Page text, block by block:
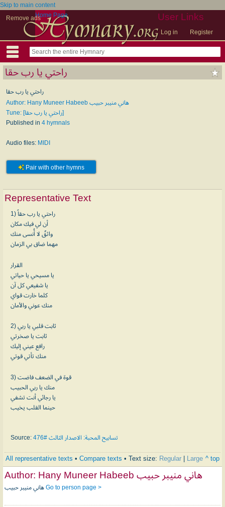
Skip to main content
Remove ads
User Links
Log in Register
Home Page
راحتي يا رب حقا
راحتي يا رب حقا
Author: Hany Muneer Habeeb هاني منيبر حبيب
Tune: [راحتي يا رب حقا]
Published in 4 hymnals
Audio files: MIDI
Pair with other hymns
Representative Text
1) راحتي يا رب حقاً
أن لي فيك مكان
واثقٌ لا أُنسى منك
مهما ضاق بي الزمان
القرار
يا مسيحي يا حياتي
يا شفيعي كل آن
كلما خارت قواي
منك عوني والأمان
2) ثابت قلبي يا ربي
ثابت يا صخرتي
رافع عيني إليك
منك تأتي قوتي
3) قوة في الضعف فاضت
منك يا ربي الحبيب
يا رجائي أنت تشفي
حينما القلب يخيب
Source: تسابيح المحبة: الاصدار الثالث #476
All representative texts • Compare texts • Text size: Regular Large ^ top
Author: Hany Muneer Habeeb هاني منيبر حبيب
Go to person page >